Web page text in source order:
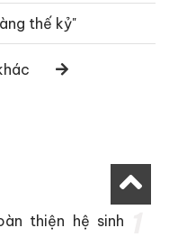
thế kỷ"
thiện hệ sinh